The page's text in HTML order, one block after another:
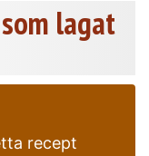
lagat
recept